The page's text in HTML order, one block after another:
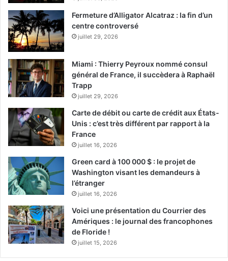
Fermeture d’Alligator Alcatraz : la fin d’un
centre controversé
juillet 29, 2026
Miami : Thierry Peyroux nommé consul
général de France, il succèdera à Raphaël
Trapp
juillet 29, 2026
Carte de débit ou carte de crédit aux États-
Unis : c’est très différent par rapport à la
France
juillet 16, 2026
Green card à 100 000 $ : le projet de
Washington visant les demandeurs à
l’étranger
juillet 16, 2026
Voici une présentation du Courrier des
Amériques : le journal des francophones
de Floride !
juillet 15, 2026